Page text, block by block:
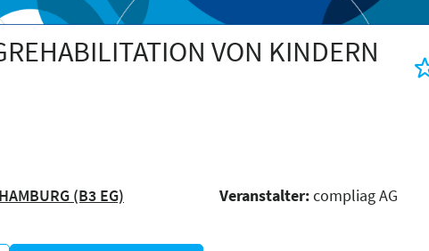
VON KINDERN
(B3 EG) Veranstalter:compliag AG